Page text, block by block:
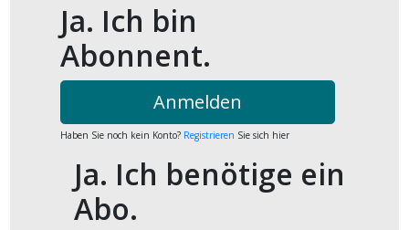
Ja. Ich bin
Abonnent.
Anmelden
Haben Sie noch kein Konto? Registrieren Sie sich hier
Ja. Ich benötige ein
Abo.